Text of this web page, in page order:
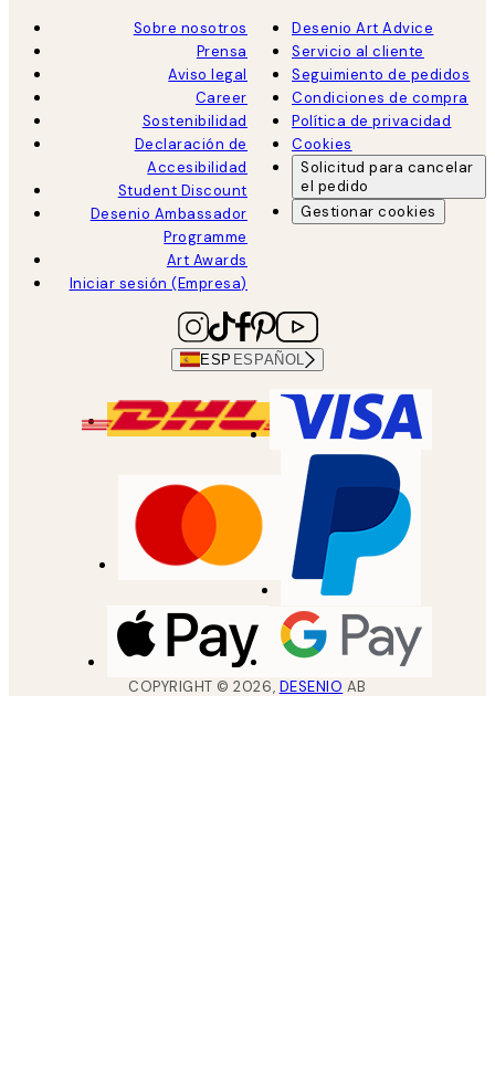
Sobre nosotros
Prensa
Aviso legal
Career
Sostenibilidad
Declaración de
Accesibilidad
Student Discount
Desenio Ambassador
Programme
Art Awards
Iniciar sesión (Empresa)
Desenio Art Advice
Servicio al cliente
Seguimiento de pedidos
Condiciones de compra
Política de privacidad
Cookies
Solicitud para cancelar
el pedido
Gestionar cookies
ESP ESPAÑOL
COPYRIGHT ©2026, DESENIO AB